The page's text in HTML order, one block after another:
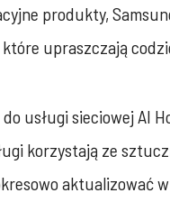
produkty,
upraszczają
usługi sieciowej AI
korzystają ze
aktualizować